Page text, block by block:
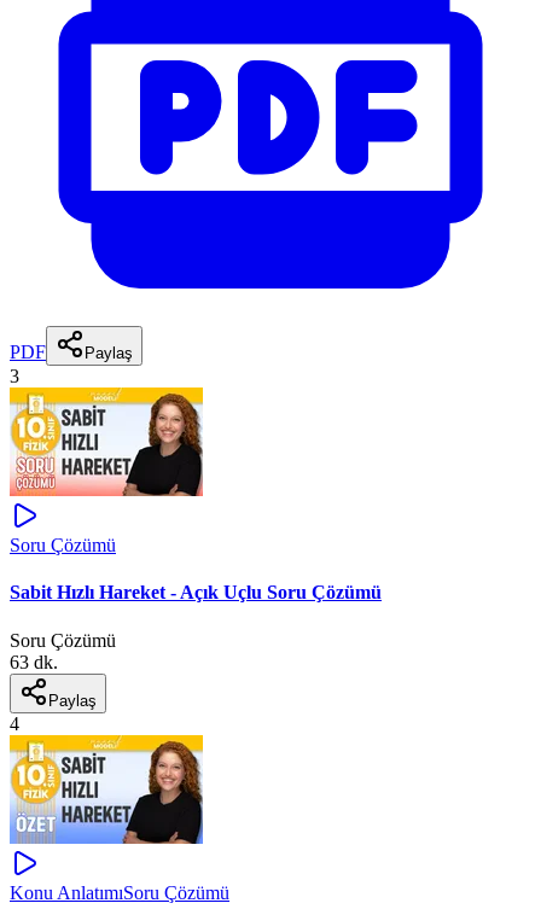
PDF Paylaş
3
Soru Çözümü
Sabit Hızlı Hareket - Açık Uçlu Soru Çözümü
Soru Çözümü
63 dk.
Paylaş
4
Konu AnlatımıSoru Çözümü